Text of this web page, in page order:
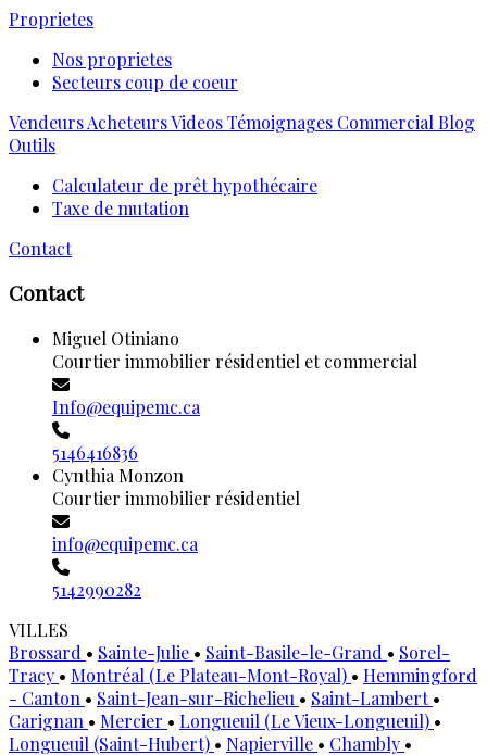
Proprietes
Nos proprietes
Secteurs coup de coeur
VendeursAcheteursVideosTémoignages Commercial Blog
Outils
Calculateur de prêt hypothécaire
Taxe de mutation
Contact
Contact
Miguel Otiniano
Courtier immobilier résidentiel et commercial
Info@equipemc.ca
5146416836
Cynthia Monzon
Courtier immobilier résidentiel
info@equipemc.ca
5142990282
VILLES
Brossard • Sainte-Julie • Saint-Basile-le-Grand • Sorel-
Tracy • Montréal (Le Plateau-Mont-Royal) • Hemmingford
- Canton • Saint-Jean-sur-Richelieu • Saint-Lambert•
Carignan • Mercier • Longueuil (Le Vieux-Longueuil) •
Longueuil (Saint-Hubert) • Napierville • Chambly •